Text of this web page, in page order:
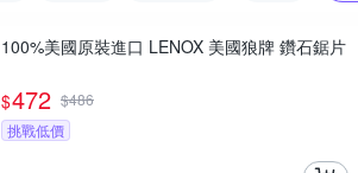
100%美國原裝進口 LENOX 美國狼牌 鑽石鋸片
$472 $486
挑戰低價